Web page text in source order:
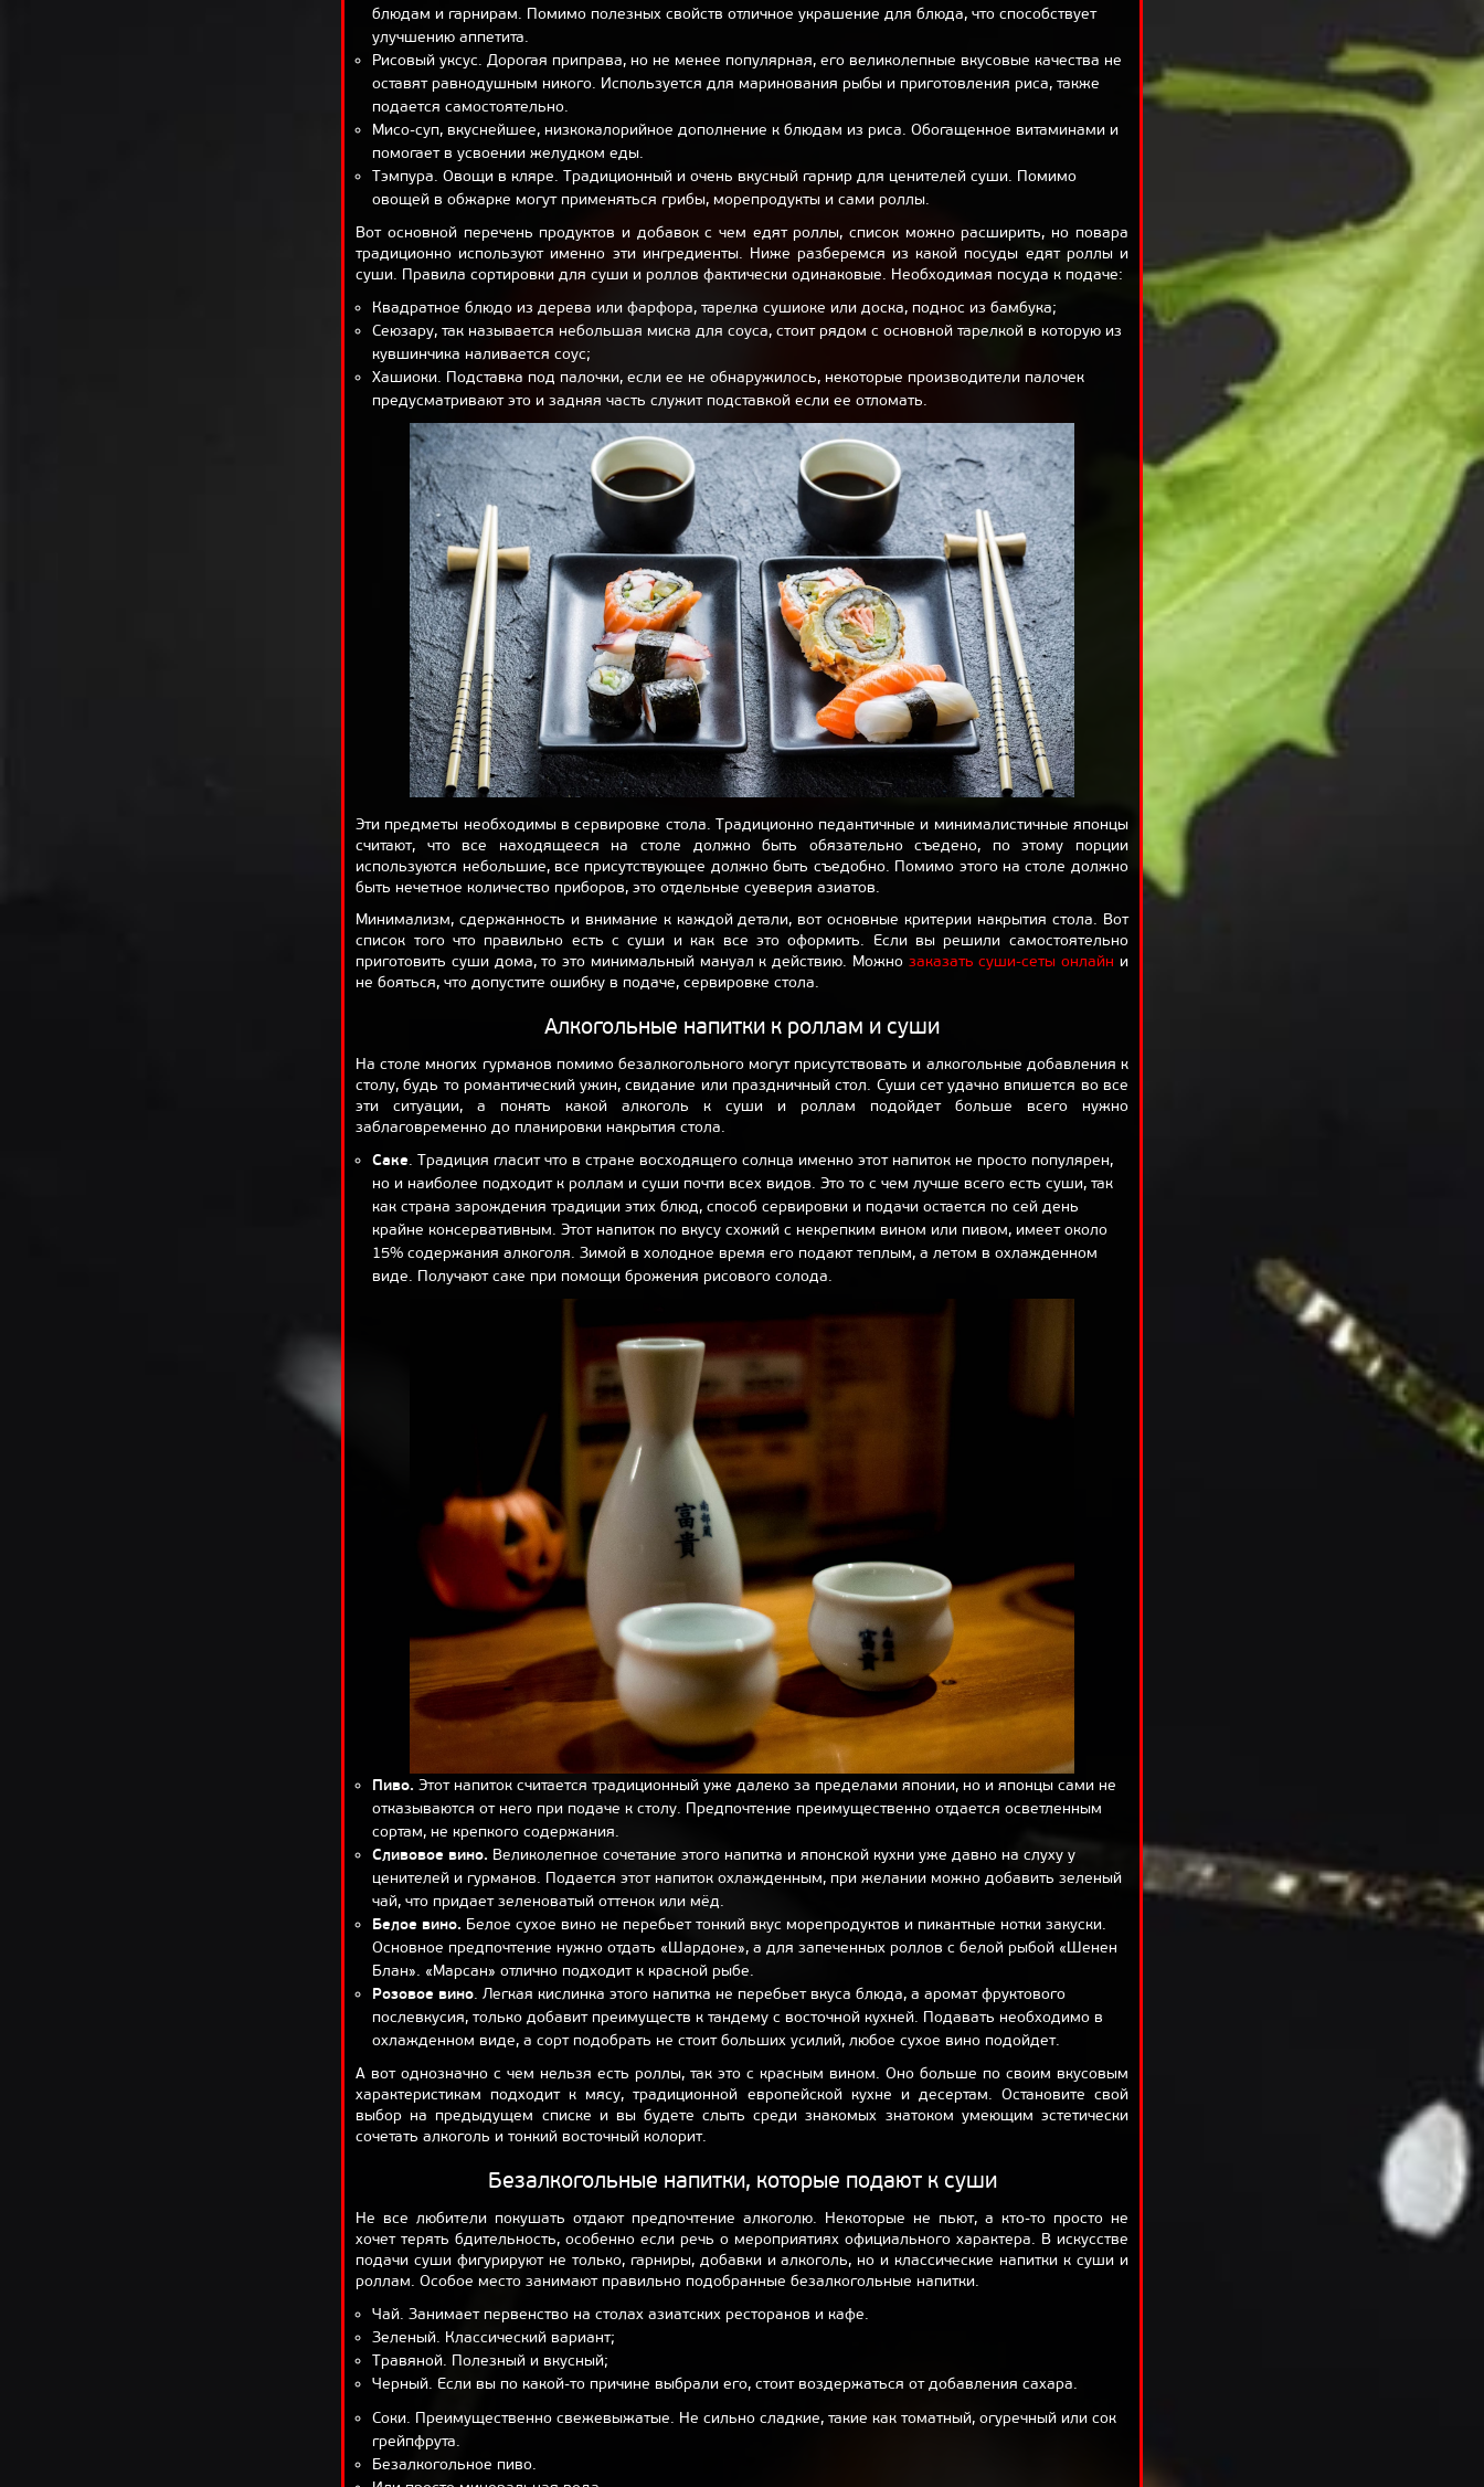
блюдам и гарнирам. Помимо полезных свойств отличное украшение для блюда, что способствует
улучшению аппетита.
Рисовый уксус. Дорогая приправа, но не менее популярная, его великолепные вкусовые качества не
оставят равнодушным никого. Используется для маринования рыбы и приготовления риса, также
подается самостоятельно.
Мисо-суп, вкуснейшее, низкокалорийное дополнение к блюдам из риса. Обогащенное витаминами и
помогает в усвоении желудком еды.
Тэмпура. Овощи в кляре. Традиционный и очень вкусный гарнир для ценителей суши. Помимо
овощей в обжарке могут применяться грибы, морепродукты и сами роллы.
Вот основной перечень продуктов и добавок с чем едят роллы, список можно расширить, но повара
традиционно используют именно эти ингредиенты. Ниже разберемся из какой посуды едят роллы и
суши. Правила сортировки для суши и роллов фактически одинаковые. Необходимая посуда к подаче:
Квадратное блюдо из дерева или фарфора, тарелка сушиоке или доска, поднос из бамбука;
Сеюзару, так называется небольшая миска для соуса, стоит рядом с основной тарелкой в которую из
кувшинчика наливается соус;
Хашиоки. Подставка под палочки, если ее не обнаружилось, некоторые производители палочек
предусматривают это и задняя часть служит подставкой если ее отломать.
Эти предметы необходимы в сервировке стола. Традиционно педантичные и минималистичные японцы
считают, что все находящееся на столе должно быть обязательно съедено, по этому порции
используются небольшие, все присутствующее должно быть съедобно. Помимо этого на столе должно
быть нечетное количество приборов, это отдельные суеверия азиатов.
Минимализм, сдержанность и внимание к каждой детали, вот основные критерии накрытия стола. Вот
список того что правильно есть с суши и как все это оформить. Если вы решили самостоятельно
приготовить суши дома, то это минимальный мануал к действию. Можно заказать суши-сеты онлайн и
не бояться, что допустите ошибку в подаче, сервировке стола.
Алкогольные напитки к роллам и суши
На столе многих гурманов помимо безалкогольного могут присутствовать и алкогольные добавления к
столу, будь то романтический ужин, свидание или праздничный стол. Суши сет удачно впишется во все
эти ситуации, а понять какой алкоголь к суши и роллам подойдет больше всего нужно
заблаговременно до планировки накрытия стола.
Саке. Традиция гласит что в стране восходящего солнца именно этот напиток не просто популярен,
но и наиболее подходит к роллам и суши почти всех видов. Это то с чем лучше всего есть суши, так
как страна зарождения традиции этих блюд, способ сервировки и подачи остается по сей день
крайне консервативным. Этот напиток по вкусу схожий с некрепким вином или пивом, имеет около
15% содержания алкоголя. Зимой в холодное время его подают теплым, а летом в охлажденном
виде. Получают саке при помощи брожения рисового солода.
Пиво. Этот напиток считается традиционный уже далеко за пределами японии, но и японцы сами не
отказываются от него при подаче к столу. Предпочтение преимущественно отдается осветленным
сортам, не крепкого содержания.
Сливовое вино. Великолепное сочетание этого напитка и японской кухни уже давно на слуху у
ценителей и гурманов. Подается этот напиток охлажденным, при желании можно добавить зеленый
чай, что придает зеленоватый оттенок или мёд.
Белое вино. Белое сухое вино не перебьет тонкий вкус морепродуктов и пикантные нотки закуски.
Основное предпочтение нужно отдать «Шардоне», а для запеченных роллов с белой рыбой «Шенен
Блан». «Марсан» отлично подходит к красной рыбе.
Розовое вино. Легкая кислинка этого напитка не перебьет вкуса блюда, а аромат фруктового
послевкусия, только добавит преимуществ к тандему с восточной кухней. Подавать необходимо в
охлажденном виде, а сорт подобрать не стоит больших усилий, любое сухое вино подойдет.
А вот однозначно с чем нельзя есть роллы, так это с красным вином. Оно больше по своим вкусовым
характеристикам подходит к мясу, традиционной европейской кухне и десертам. Остановите свой
выбор на предыдущем списке и вы будете слыть среди знакомых знатоком умеющим эстетически
сочетать алкоголь и тонкий восточный колорит.
Безалкогольные напитки, которые подают к суши
Не все любители покушать отдают предпочтение алкоголю. Некоторые не пьют, а кто-то просто не
хочет терять бдительность, особенно если речь о мероприятиях официального характера. В искусстве
подачи суши фигурируют не только, гарниры, добавки и алкоголь, но и классические напитки к суши и
роллам. Особое место занимают правильно подобранные безалкогольные напитки.
Чай. Занимает первенство на столах азиатских ресторанов и кафе.
Зеленый. Классический вариант;
Травяной. Полезный и вкусный;
Черный. Если вы по какой-то причине выбрали его, стоит воздержаться от добавления сахара.
Соки. Преимущественно свежевыжатые. Не сильно сладкие, такие как томатный, огуречный или сок
грейпфрута.
Безалкогольное пиво.